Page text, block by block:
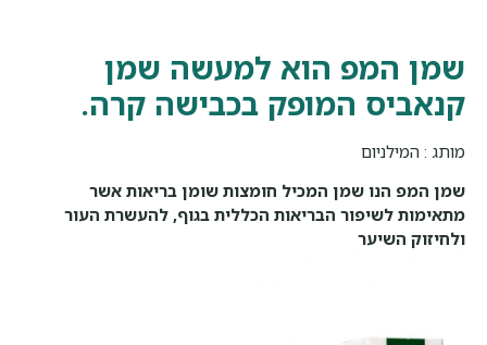
שמן המפ הוא למעשה שמן
קנאביס המופק בכבישה קרה.
מותג : המילניום
שמן המפ הנו שמן המכיל חומצות שומן בריאות אשר
מתאימות לשיפור הבריאות הכללית בגוף, להעשרת העור
ולחיזוק השיער